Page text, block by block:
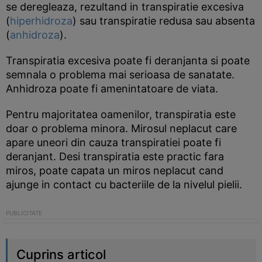
se deregleaza, rezultand in transpiratie excesiva
(hiperhidroza) sau transpiratie redusa sau absenta
(anhidroza).
Transpiratia excesiva poate fi deranjanta si poate
semnala o problema mai serioasa de sanatate.
Anhidroza poate fi amenintatoare de viata.
Pentru majoritatea oamenilor, transpiratia este
doar o problema minora. Mirosul neplacut care
apare uneori din cauza transpiratiei poate fi
deranjant. Desi transpiratia este practic fara
miros, poate capata un miros neplacut cand
ajunge in contact cu bacteriile de la nivelul pielii.
Cuprins articol